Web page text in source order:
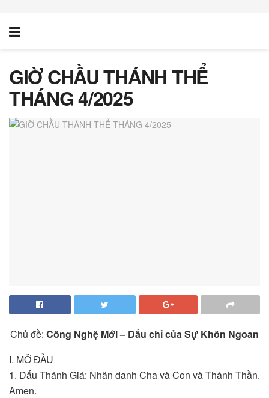
GIỜ CHẦU THÁNH THỂ
THÁNG 4/2025
Chủ đề: Công Nghệ Mới – Dấu chỉ của Sự Khôn Ngoan
I. MỞ ĐẦU
1. Dấu Thánh Giá: Nhân danh Cha và Con và Thánh Thần.
Amen.